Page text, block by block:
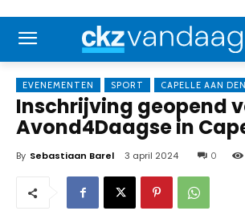
EVENEMENTEN SPORT CAPELLE AAN
Inschrijving geopend
Avond4Daagse in
By Sebastiaan Barel 3 april 2024 0